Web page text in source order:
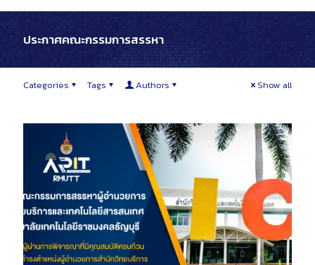
ประกาศคณะกรรมการสรรหา
Categories Tags Authors Show all